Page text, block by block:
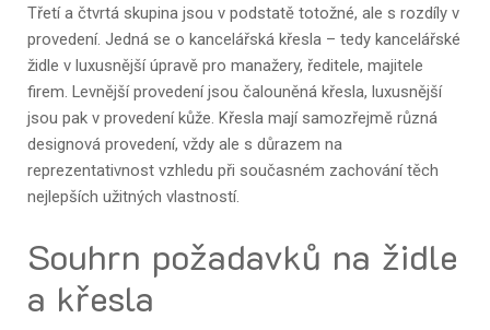
Třetí a čtvrtá skupina jsou v podstatě totožné, ale s rozdíly v
provedení. Jedná se o kancelářská křesla – tedy kancelářské
židle v luxusnější úpravě pro manažery, ředitele, majitele
firem. Levnější provedení jsou čalouněná křesla, luxusnější
jsou pak v provedení kůže. Křesla mají samozřejmě různá
designová provedení, vždy ale s důrazem na
reprezentativnost vzhledu při současném zachování těch
nejlepších užitných vlastností.
Souhrn požadavků na židle
a křesla